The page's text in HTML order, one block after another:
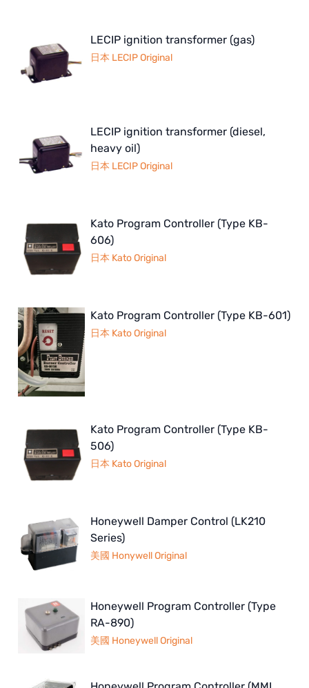
LECIP ignition transformer (gas)
日本 LECIP Original
LECIP ignition transformer (diesel,
heavy oil)
日本 LECIP Original
Kato Program Controller (Type KB-
606)
日本 Kato Original
Kato Program Controller (Type KB-601)
日本 Kato Original
Kato Program Controller (Type KB-
506)
日本 Kato Original
Honeywell Damper Control (LK210
Series)
美國 Honywell Original
Honeywell Program Controller (Type
RA-890)
美國 Honeywell Original